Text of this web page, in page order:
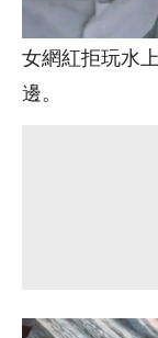
女網紅拒玩水
邊。